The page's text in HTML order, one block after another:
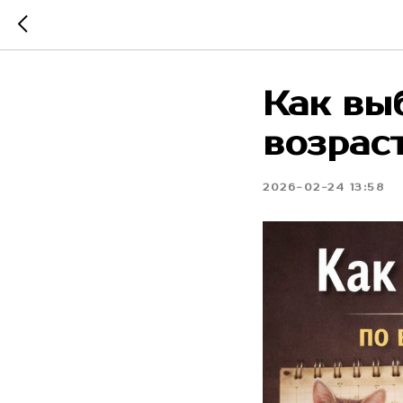
Как
2026-02-24 13:58